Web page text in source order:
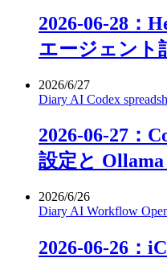
2026-06-28：
エージェント
2026/6/27
Diary AI Codex
2026-06-27：
設定と
2026/6/26
Diary AI Workflow
2026-06-26：